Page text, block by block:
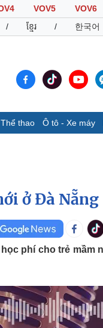
VOV5 VOV6
/ ខ្មែរ / 한국어
Thể thao Ô tô - Xe máy
E-Magazine
Infographic
Ô tô - Xe máy
Tư vấn
ở Đà Nẵng
phí cho trẻ mầm